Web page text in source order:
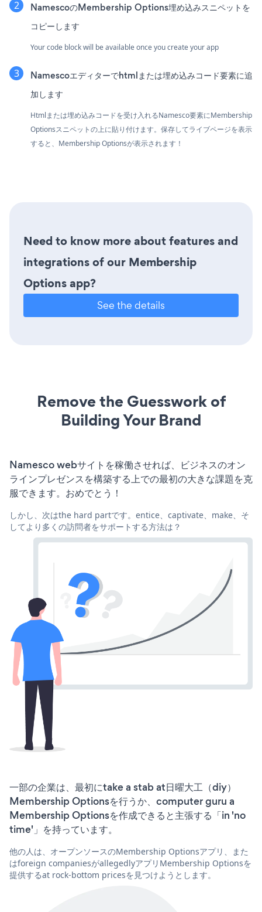
NamescoのMembership Options埋め込みスニペットを
コピーします
Your code block will be available once you create your app
Namescoエディターでhtmlまたは埋め込みコード要素に追
加します
Htmlまたは埋め込みコードを受け入れるNamesco要素にMembership
Optionsスニペットの上に貼り付けます。保存してライブページを表示
すると、Membership Optionsが表示されます！
Need to know more about features and
integrations of our Membership
Options app?
See the details
Remove the Guesswork of
Building Your Brand
Namesco webサイトを稼働させれば、ビジネスのオン
ラインプレゼンスを構築する上での最初の大きな課題を克
服できます。おめでとう！
しかし、次はthe hard partです。entice、captivate、make、そ
してより多くの訪問者をサポートする方法は？
一部の企業は、最初にtake a stab at日曜大工（diy）
Membership Optionsを行うか、computer guru a
Membership Optionsを作成できると主張する「in 'no
time'」を持っています。
他の人は、オープンソースのMembership Optionsアプリ、また
はforeign companiesがallegedlyアプリMembership Optionsを
提供するat rock-bottom pricesを見つけようとします。